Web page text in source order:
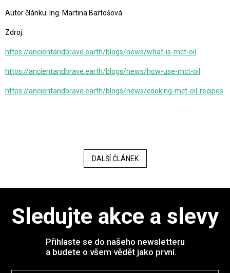
Autor článku: Ing. Martina Bartošová
Zdroj:
https://ancientandbrave.earth/blogs/news/what-is-mct-oil
https://ancientandbrave.earth/blogs/news/how-use-mct-oil
https://ancientandbrave.earth/blogs/news/cooking-mct-oil-recipes
DALŠÍ ČLÁNEK
Sledujte akce a slevy
Přihlaste se do našeho newsletteru
a budete o všem vědět jako první.